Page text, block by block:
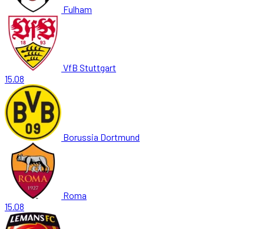
Fulham
VfB Stuttgart
15.08
Borussia Dortmund
Roma
15.08